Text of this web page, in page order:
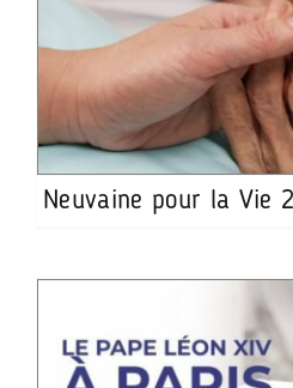
Neuvaine pour la Vie